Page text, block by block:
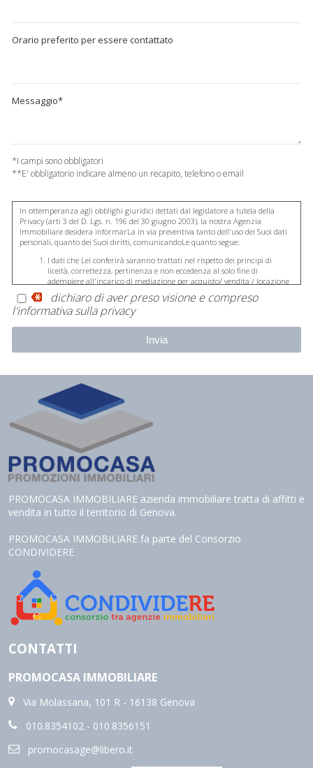
Orario preferito per essere contattato
Messaggio*
*I campi sono obbligatori
**E' obbligatorio indicare almeno un recapito, telefono o email
In ottemperanza agli obblighi giuridici dettati dal legislatore a tutela della
Privacy (arti 3 del D. Lgs. n. 196 del 30 giugno 2003), la nostra Agenzia
Immobiliare desidera informarLa in via preventiva tanto dell'uso dei Suoi dati
personali, quanto dei Suoi diritti, comunicandoLe quanto segue:
I dati che Lei conferirà saranno trattati nel rispetto dei principi di
liceità, correttezza, pertinenza e non eccedenza al solo fine di
adempiere all'incarico di mediazione per acquisto/ vendita / locazione
relativo all'immobile di Suo interesse; in ogni caso saranno conservati
per un periodo di tempo non superiore a quello strettamente
necessario al conseguimento della finalità medesima;
Il conferimento dei dati previsti dalla normativa in materia di
la prestazione professionale richiesta. Al riguardo si precisa che il
trattamento dei dati personali connesso agli obblighi antiriciclaggio
avrà luogo avendo riguardo alle specifiche modalità di esecuzione
imposte agli operatori non finanziari dal Regolamento in materia di
identificazione e conservazione delle informazioni previsto dall'art. 3
comma 2, del D.Lgs. n. 56/2004 ed adottato con D.M. n. 143/2006;
Il trattamento sarà effettuato mediante elaborazione ed archiviazione
in forma cartacea e con l'ausilio di strumenti elettronici, strettamente
necessari per fornirLe il servizio richiesto, ed inseriti in una banca dati
collocata all'interno della nostra struttura, il trattamento può
comportare le operazioni previste dall'art. 4, comma 1, letta) del D.Lgs.
elaborazione, modificazione, selezione, estrazione, confronto, utilizzo,
interconnessione, blocco, distruzione dei dati, cancellazione, ecc.);
nostra Agenzia di espletare, nel rispetto della normativa sulla privacy,
accertamenti presso i pubblici registri (Conservatoria dei Registri
nonché ad istituti bancari e finanziari o altri soggetti dei quali
l'Agenzia si serve ed ai quali il trasferimento dei dati risulti necessario
per l'adempimento degli obblighi amministrativi, contabili e gestionali
legati all'ordinario svolgimento della nostra attività economica e per lo
all'assolvimento, da parte nostra, delle obbligazioni contrattuali
crediti e soggetti iscritti nell'albo degli avvocati o a enti pubblici per
questi ultimi per l'ottenimento di finanziamenti pubblici;
Il Titolare del trattamento è "Promocasa di Sergio Wolf".
Ai sensi dell'art.7 del suddetto D.Lgs.196/2003, Lei ha il diritto di
conoscere, in ogni momento, quali sono i Suoi dati presso la nostra
al Titolare del trattamento; ha inoltre il diritto di farli aggiornare,
dichiaro di aver preso visione e compreso
l'informativa sulla privacy
PROMOCASA IMMOBILIARE azienda immobiliare tratta di affitti e
vendita in tutto il territorio di Genova.
PROMOCASA IMMOBILIARE fa parte del Consorzio
CONDIVIDERE
CONTATTI
PROMOCASA IMMOBILIARE
Via Molassana, 101 R - 16138 Genova
010.8354102 - 010.8356151
promocasage@libero.it